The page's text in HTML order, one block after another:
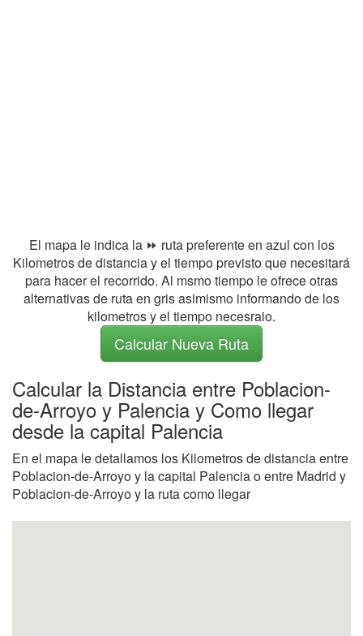
El mapa le indica la ⏩ ruta preferente en azul con los
Kilometros de distancia y el tiempo previsto que necesitará
para hacer el recorrido. Al msmo tiempo le ofrece otras
alternativas de ruta en gris asimismo informando de los
kilometros y el tiempo necesraio.
Calcular Nueva Ruta
Calcular la Distancia entre Poblacion-
de-Arroyo y Palencia y Como llegar
desde la capital Palencia
En el mapa le detallamos los Kilometros de distancia entre
Poblacion-de-Arroyo y la capital Palencia o entre Madrid y
Poblacion-de-Arroyo y la ruta como llegar